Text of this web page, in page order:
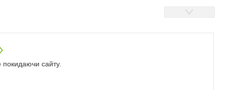
покидаючи сайту.